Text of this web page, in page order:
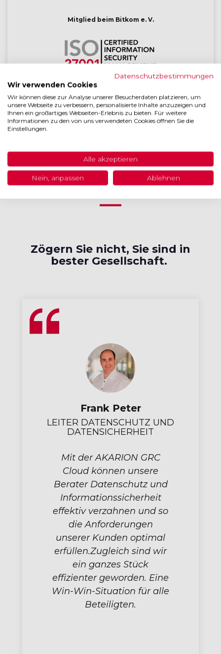
Mitglied beim Bitkom e. V.
Die gesamte Entwicklung ist ISO 27001 zertifiziert
IT-Grundschutz-Tool Anbieter
Zögern Sie nicht, Sie sind in
bester Gesellschaft.
Frank Peter
LEITER DATENSCHUTZ UND
DATENSICHERHEIT
Mit der AKARION GRC
Cloud können unsere
Berater Datenschutz und
Informationssicherheit
effektiv verzahnen und so
die Anforderungen
unserer Kunden optimal
erfüllen.Zugleich sind wir
ein ganzes Stück
effizienter geworden. Eine
Win-Win-Situation für alle
Beteiligten.
Datenschutzbestimmungen
Wir verwenden Cookies
Wir können diese zur Analyse unserer Besucherdaten platzieren, um
unsere Webseite zu verbessern, personalisierte Inhalte anzuzeigen und
Ihnen ein großartiges Webseiten-Erlebnis zu bieten. Für weitere
Informationen zu den von uns verwendeten Cookies öffnen Sie die
Einstellungen.
Alle akzeptieren
Nein, anpassen Ablehnen